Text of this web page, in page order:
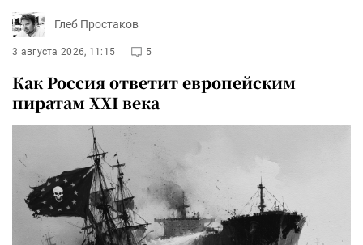
Глеб Простаков
3 августа 2026, 11:15 5
Как Россия ответит европейским
пиратам XXI века